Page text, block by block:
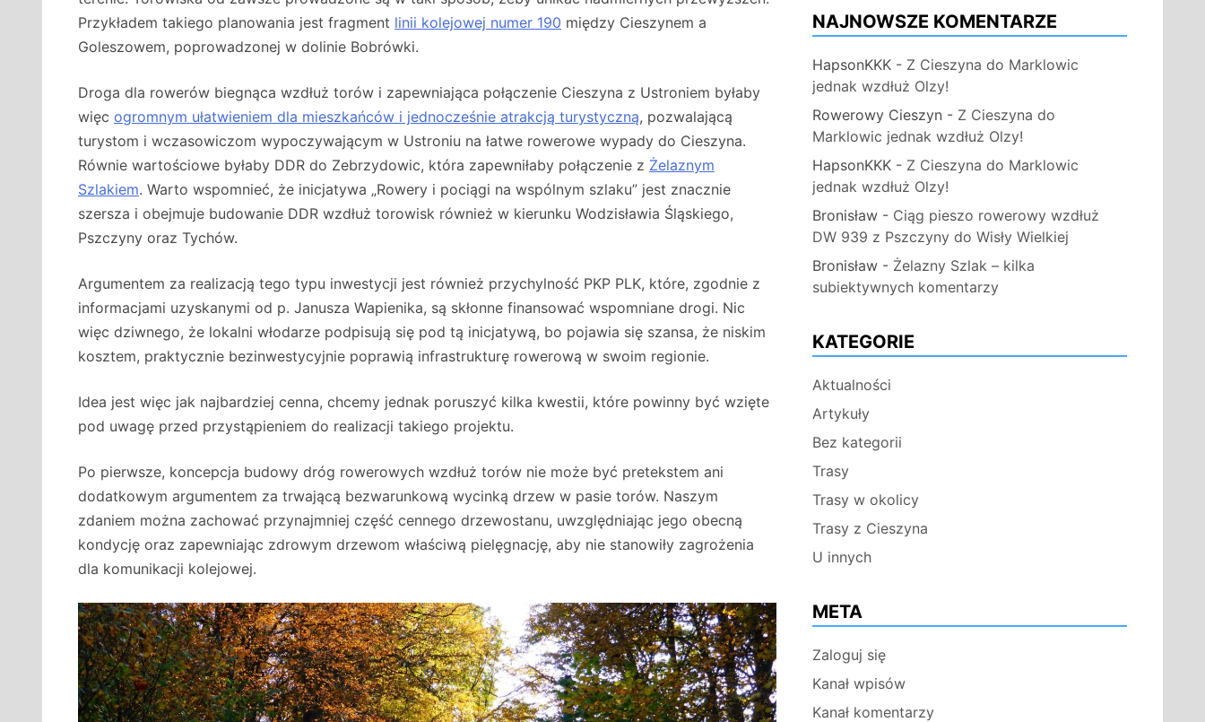
Przykładem takiego planowania jest fragment linii kolejowej numer 190 między Cieszynem a
Goleszowem, poprowadzonej w dolinie Bobrówki.
Droga dla rowerów biegnąca wzdłuż torów i zapewniająca połączenie Cieszyna z Ustroniem byłaby
więc ogromnym ułatwieniem dla mieszkańców i jednocześnie atrakcją turystyczną, pozwalającą
turystom i wczasowiczom wypoczywającym w Ustroniu na łatwe rowerowe wypady do Cieszyna.
Równie wartościowe byłaby DDR do Zebrzydowic, która zapewniłaby połączenie z Żelaznym
Szlakiem. Warto wspomnieć, że inicjatywa „Rowery i pociągi na wspólnym szlaku” jest znacznie
szersza i obejmuje budowanie DDR wzdłuż torowisk również w kierunku Wodzisławia Śląskiego,
Pszczyny oraz Tychów.
Argumentem za realizacją tego typu inwestycji jest również przychylność PKP PLK, które, zgodnie z
informacjami uzyskanymi od p. Janusza Wapienika, są skłonne finansować wspomniane drogi. Nic
więc dziwnego, że lokalni włodarze podpisują się pod tą inicjatywą, bo pojawia się szansa, że niskim
kosztem, praktycznie bezinwestycyjnie poprawią infrastrukturę rowerową w swoim regionie.
Idea jest więc jak najbardziej cenna, chcemy jednak poruszyć kilka kwestii, które powinny być wzięte
pod uwagę przed przystąpieniem do realizacji takiego projektu.
Po pierwsze, koncepcja budowy dróg rowerowych wzdłuż torów nie może być pretekstem ani
dodatkowym argumentem za trwającą bezwarunkową wycinką drzew w pasie torów. Naszym
zdaniem można zachować przynajmniej część cennego drzewostanu, uwzględniając jego obecną
kondycję oraz zapewniając zdrowym drzewom właściwą pielęgnację, aby nie stanowiły zagrożenia
dla komunikacji kolejowej.
NAJNOWSZE KOMENTARZE
HapsonKKK - Z Cieszyna do Marklowic
jednak wzdłuż Olzy!
Rowerowy Cieszyn - Z Cieszyna do
Marklowic jednak wzdłuż Olzy!
HapsonKKK - Z Cieszyna do Marklowic
jednak wzdłuż Olzy!
Bronisław - Ciąg pieszo rowerowy wzdłuż
DW 939 z Pszczyny do Wisły Wielkiej
Bronisław - Żelazny Szlak – kilka
subiektywnych komentarzy
KATEGORIE
Aktualności
Artykuły
Bez kategorii
Trasy
Trasy w okolicy
Trasy z Cieszyna
U innych
META
Zaloguj się
Kanał wpisów
Kanał komentarzy